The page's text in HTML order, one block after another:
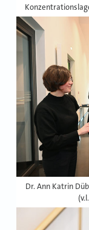
Dr. Ann Katrin